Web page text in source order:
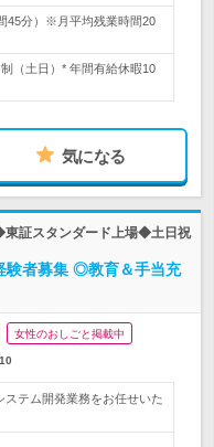
45分）※月平均残業時間20
（土日）* 年間有給休暇10
気になる
東証スタンダード上場◆土日祝
験者募集 ◎教育＆手当充
女性のおしごと掲載中
テム開発業務をお任せいた